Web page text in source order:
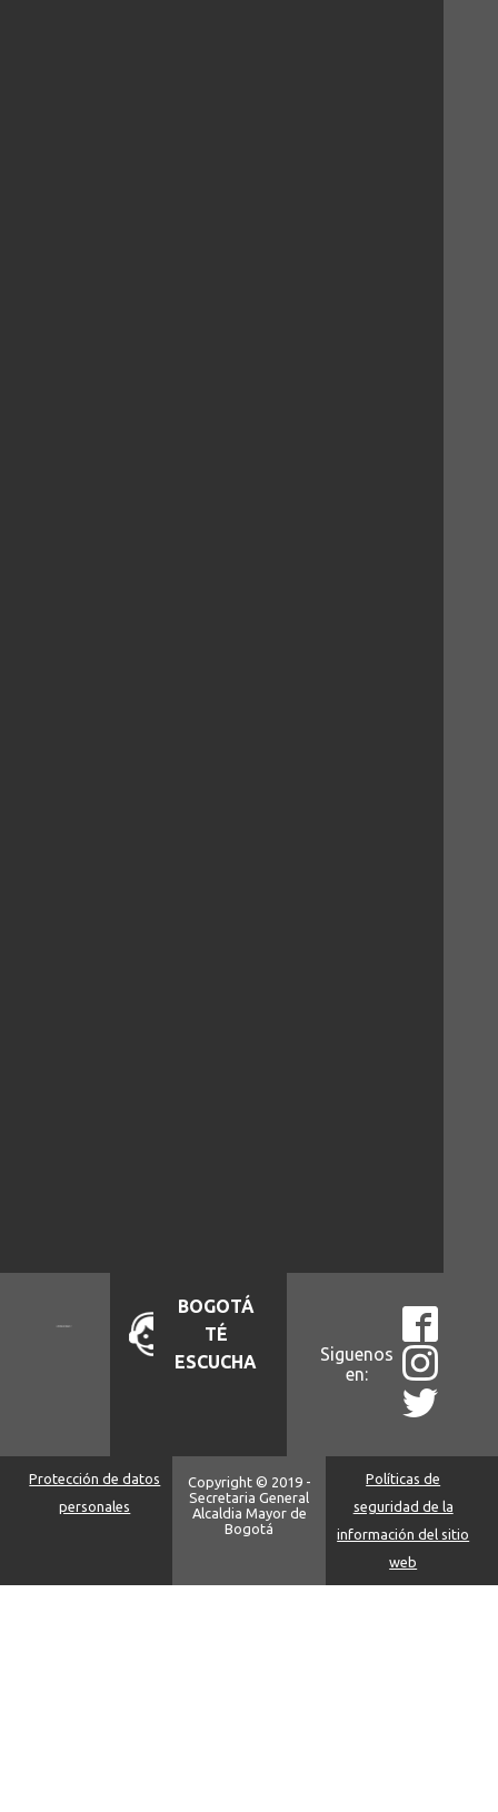
BOGOTÁ
TÉ
ESCUCHA
Siguenos
en:
Protección de datos
personales
Copyright © 2019 -
Secretaria General
Alcaldia Mayor de
Bogotá
Políticas de
seguridad de la
información del sitio
web